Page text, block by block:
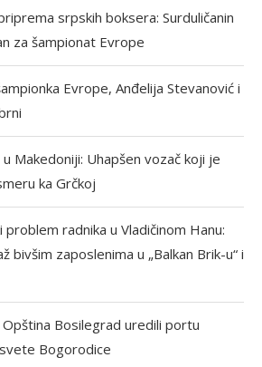
srpskih boksera: Surduličanin
za šampionat Evrope
Evrope, Anđelija Stevanović i
Makedoniji: Uhapšen vozač koji je
ka Grčkoj
problem radnika u Vladičinom Hanu:
bivšim zaposlenima u „Balkan Brik-u“ i
Bosilegrad uredili portu
Bogorodice